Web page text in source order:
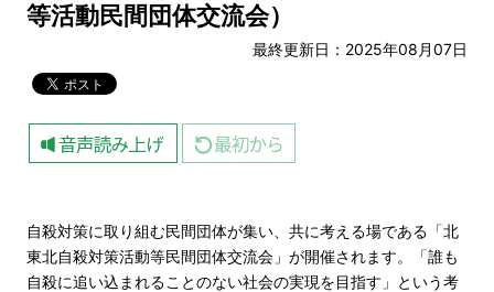
等活動民間団体交流会）
最終更新日：2025年08月07日
自殺対策に取り組む民間団体が集い、共に考える場である「北
東北自殺対策活動等民間団体交流会」が開催されます。「誰も
自殺に追い込まれることのない社会の実現を目指す」という考